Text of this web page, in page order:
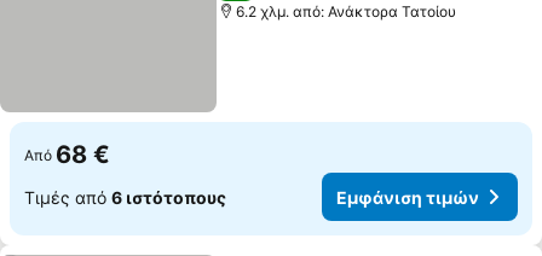
6.2 χλμ. από: Ανάκτορα Τατοίου
Από 68 €
Τιμές από 6 ιστότοπους Εμφάνιση τιμών